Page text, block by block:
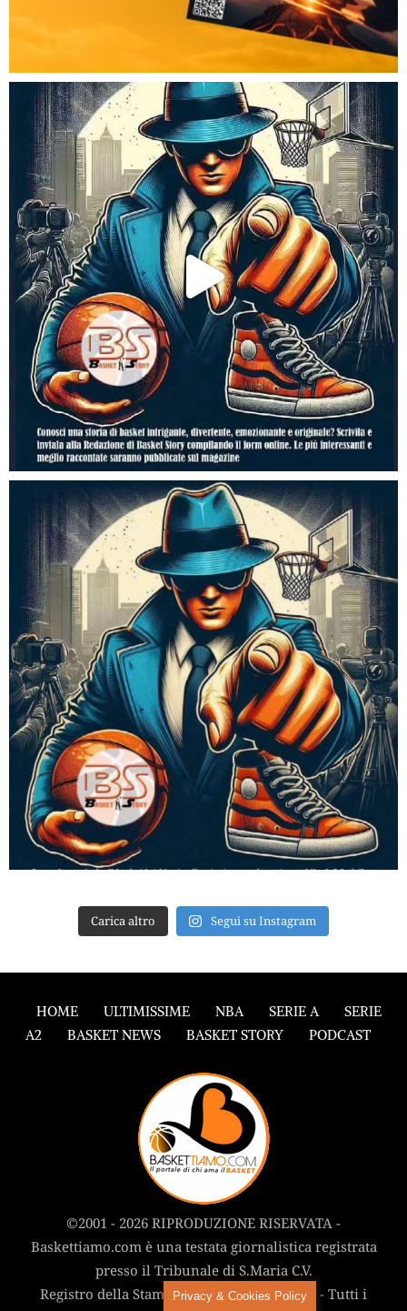
Carica altro Segui su Instagram
HOME ULTIMISSIME NBA SERIE A
SERIE
A2
BASKET NEWS BASKET STORY PODCAST
©2001 - 2026 RIPRODUZIONE RISERVATA -
Baskettiamo.com è una testata giornalistica registrata
presso il Tribunale di S.Maria C.V.
Registro della Stampa n° 868 del 22/11/2018 - Tutti i
Privacy & Cookies Policy